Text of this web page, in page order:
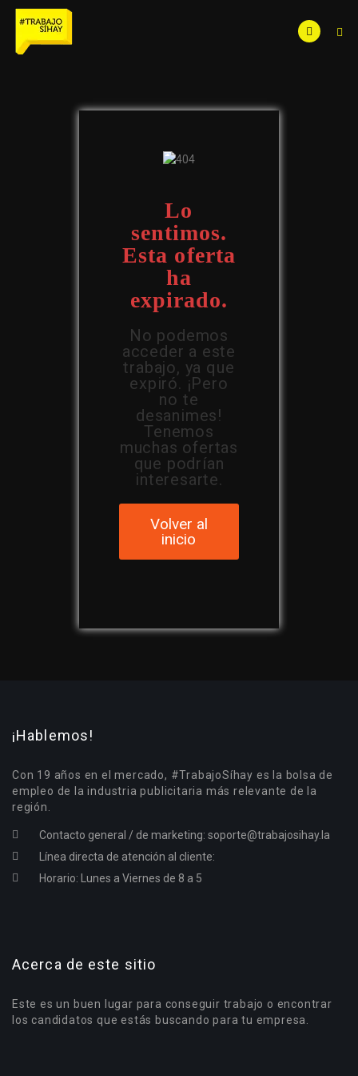
Lo
sentimos.
Esta oferta
ha
expirado.
No podemos
acceder a este
trabajo, ya que
expiró. ¡Pero
no te
desanimes!
Tenemos
muchas ofertas
que podrían
interesarte.
Volver al
inicio
¡Hablemos!
Con 19 años en el mercado, #TrabajoSíhay es la bolsa de
empleo de la industria publicitaria más relevante de la
región.
Contacto general / de marketing: soporte@trabajosihay.la
Línea directa de atención al cliente:
Horario: Lunes a Viernes de 8 a 5
Acerca de este sitio
Este es un buen lugar para conseguir trabajo o encontrar
los candidatos que estás buscando para tu empresa.